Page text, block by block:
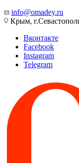
info@omadey.ru
Крым,
Вконтакте
Facebook
Instagram
Telegram